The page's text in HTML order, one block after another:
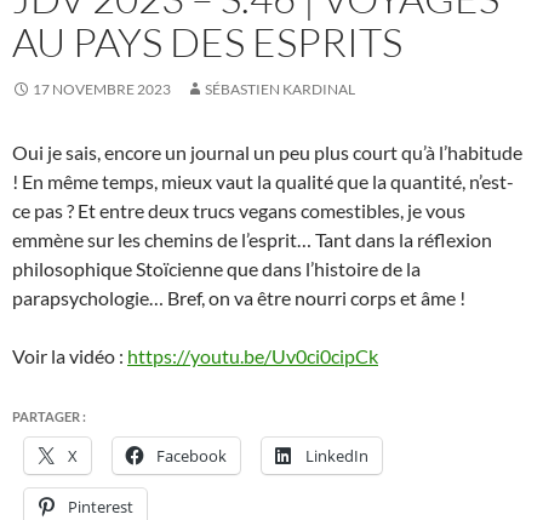
AU PAYS DES ESPRITS
17 NOVEMBRE 2023 SÉBASTIEN KARDINAL
Oui je sais, encore un journal un peu plus court qu’à l’habitude
! En même temps, mieux vaut la qualité que la quantité, n’est-
ce pas ? Et entre deux trucs vegans comestibles, je vous
emmène sur les chemins de l’esprit… Tant dans la réflexion
philosophique Stoïcienne que dans l’histoire de la
parapsychologie… Bref, on va être nourri corps et âme !
Voir la vidéo : https://youtu.be/Uv0ci0cipCk
PARTAGER :
X Facebook LinkedIn
Pinterest